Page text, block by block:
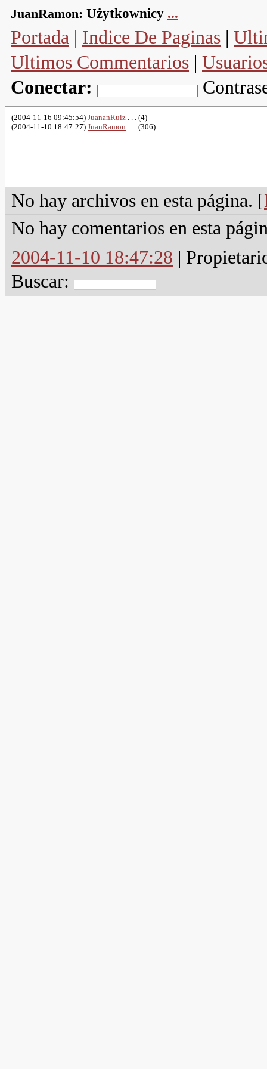
JuanRamon: Użytkownicy ...
Portada | Indice De Paginas |
Ultimos Commentarios |
Conectar:
(2004-11-16 09:45:54) JuananRuiz . . . (4)
(2004-11-10 18:47:27) JuanRamon . . . (306)
No hay archivos en esta página. [
No hay comentarios en esta
2004-11-10 18:47:28 |
Buscar: